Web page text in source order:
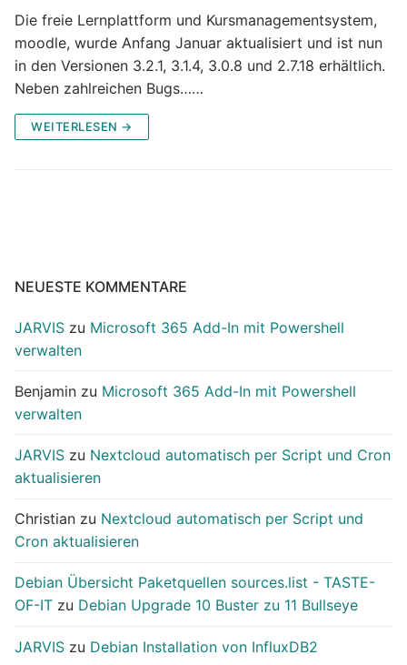
Die freie Lernplattform und Kursmanagementsystem,
moodle, wurde Anfang Januar aktualisiert und ist nun
in den Versionen 3.2.1, 3.1.4, 3.0.8 und 2.7.18 erhältlich.
Neben zahlreichen Bugs……
WEITERLESEN →
NEUESTE KOMMENTARE
JARVIS zu Microsoft 365 Add-In mit Powershell
verwalten
Benjamin zu Microsoft 365 Add-In mit Powershell
verwalten
JARVIS zu Nextcloud automatisch per Script und Cron
aktualisieren
Christian zu Nextcloud automatisch per Script und
Cron aktualisieren
Debian Übersicht Paketquellen sources.list - TASTE-
OF-IT zu Debian Upgrade 10 Buster zu 11 Bullseye
JARVIS zu Debian Installation von InfluxDB2